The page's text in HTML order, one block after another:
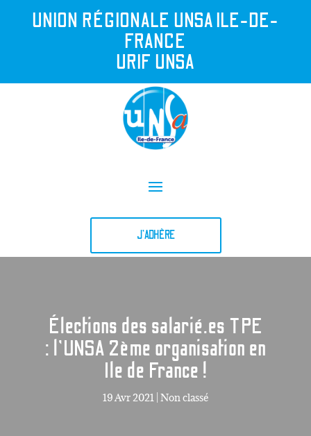
UNION RÉGIONALE UNSA ILE-DE-
FRANCE
URIF UNSA
J'ADHÈRE
Élections des salarié.es TPE
: l’UNSA 2ème organisation en
Ile de France !
19 Avr 2021| Non classé